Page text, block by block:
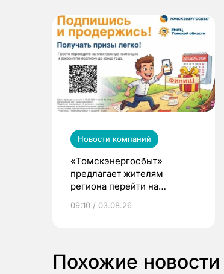
Новости компаний
«Томскэнергосбыт»
предлагает жителям
региона перейти на
выиграть призы
09:10 / 03.08.26
Похожие новости